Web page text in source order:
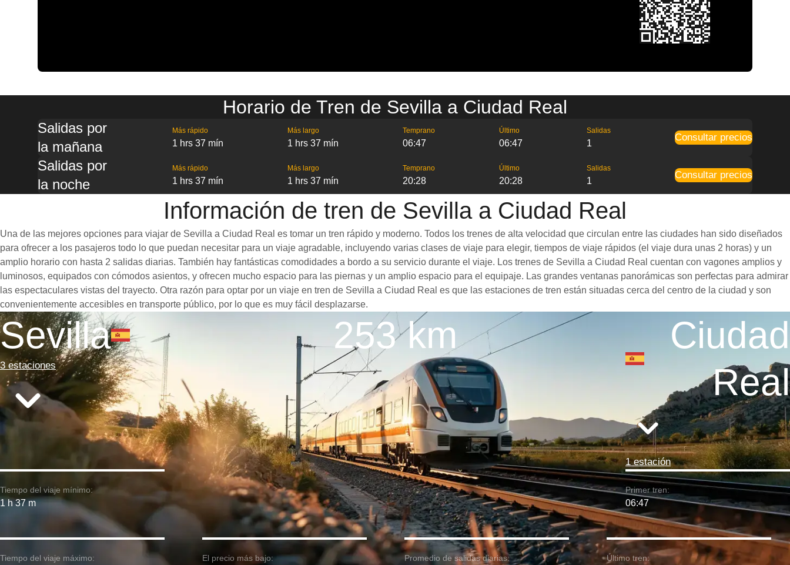
Horario de Tren de Sevilla a Ciudad Real
Salidas por
la mañana
Más rápido
1 hrs 37 mín
Más largo
1 hrs 37 mín
Temprano
06:47
Último
06:47
Salidas
1
Consultar precios
Salidas por
la noche
Más rápido
1 hrs 37 mín
Más largo
1 hrs 37 mín
Temprano
20:28
Último
20:28
Salidas
1
Consultar precios
Información de tren de Sevilla a Ciudad Real
Una de las mejores opciones para viajar de Sevilla a Ciudad Real es tomar un tren rápido y moderno. Todos los trenes de alta velocidad que circulan entre las ciudades han sido diseñados
para ofrecer a los pasajeros todo lo que puedan necesitar para un viaje agradable, incluyendo varias clases de viaje para elegir, tiempos de viaje rápidos (el viaje dura unas 2 horas) y un
amplio horario con hasta 2 salidas diarias. También hay fantásticas comodidades a bordo a su servicio durante el viaje. Los trenes de Sevilla a Ciudad Real cuentan con vagones amplios y
luminosos, equipados con cómodos asientos, y ofrecen mucho espacio para las piernas y un amplio espacio para el equipaje. Las grandes ventanas panorámicas son perfectas para admirar
las espectaculares vistas del trayecto. Otra razón para optar por un viaje en tren de Sevilla a Ciudad Real es que las estaciones de tren están situadas cerca del centro de la ciudad y son
convenientemente accesibles en transporte público, por lo que es muy fácil desplazarse.
Sevilla
3 estaciones
253 km
Ciudad
Real
1 estación
Tiempo del viaje mínimo:
1 h 37 m
Primer tren:
06:47
Tiempo del viaje máximo: El precio más bajo: Promedio de salidas diarias: Último tren: